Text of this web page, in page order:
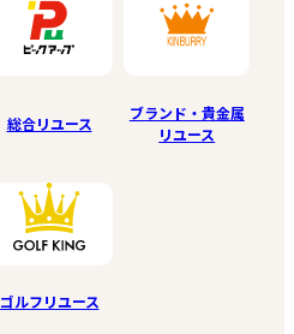
総合リユース
ブランド・貴金属
リユース
ゴルフリユース